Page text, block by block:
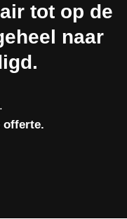
tot op de
naar
offerte.